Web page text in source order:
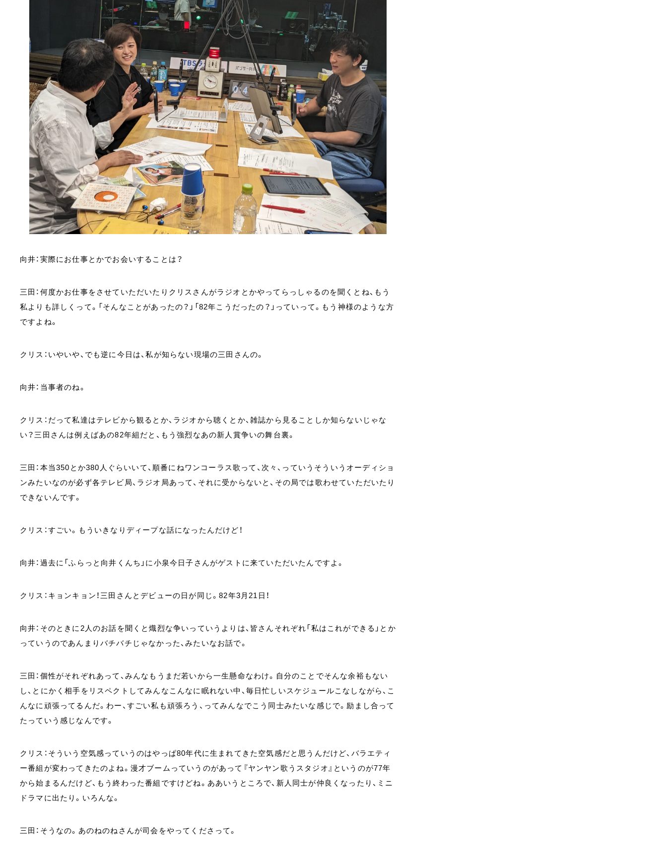
向井：実際にお仕事とかでお会いすることは？
三田：何度かお仕事をさせていただいたりクリスさんがラジオとかやってらっしゃるのを聞くとね、もう
私よりも詳しくって。「そんなことがあったの？」「82年こうだったの？」っていって。もう神様のような方
ですよね。
クリス：いやいや、でも逆に今日は、私が知らない現場の三田さんの。
向井：当事者のね。
クリス：だって私達はテレビから観るとか、ラジオから聴くとか、雑誌から見ることしか知らないじゃな
い？三田さんは例えばあの82年組だと、もう強烈なあの新人賞争いの舞台裏。
三田：本当350とか380人ぐらいいて、順番にねワンコーラス歌って、次々、っていうそういうオーディショ
ンみたいなのが必ず各テレビ局、ラジオ局あって、それに受からないと、その局では歌わせていただいたり
できないんです。
クリス：すごい。もういきなりディープな話になったんだけど！
向井：過去に「ふらっと向井くんち」に小泉今日子さんがゲストに来ていただいたんですよ。
クリス：キョンキョン！三田さんとデビューの日が同じ。82年3月21日！
向井：そのときに2人のお話を聞くと熾烈な争いっていうよりは、皆さんそれぞれ「私はこれができる」とか
っていうのであんまりバチバチじゃなかった、みたいなお話で。
三田：個性がそれぞれあって、みんなもうまだ若いから一生懸命なわけ。自分のことでそんな余裕もない
し、とにかく相手をリスペクトしてみんなこんなに眠れない中、毎日忙しいスケジュールこなしながら、こ
んなに頑張ってるんだ。わー、すごい私も頑張ろう、ってみんなでこう同士みたいな感じで。励まし合って
たっていう感じなんです。
クリス：そういう空気感っていうのはやっぱ80年代に生まれてきた空気感だと思うんだけど、バラエティ
ー番組が変わってきたのよね。漫才ブームっていうのがあって『ヤンヤン歌うスタジオ』というのが77年
から始まるんだけど、もう終わった番組ですけどね。ああいうところで、新人同士が仲良くなったり、ミニ
ドラマに出たり。いろんな。
三田：そうなの。あのねのねさんが司会をやってくださって。